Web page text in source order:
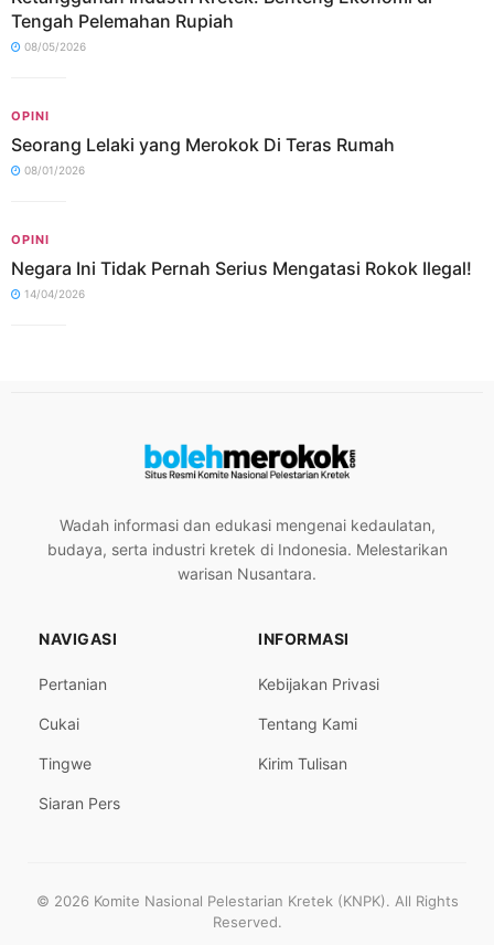
Tengah Pelemahan Rupiah
08/05/2026
OPINI
Seorang Lelaki yang Merokok Di Teras Rumah
08/01/2026
OPINI
Negara Ini Tidak Pernah Serius Mengatasi Rokok Ilegal!
14/04/2026
Wadah informasi dan edukasi mengenai kedaulatan,
budaya, serta industri kretek di Indonesia. Melestarikan
warisan Nusantara.
NAVIGASI
Pertanian
Cukai
Tingwe
Siaran Pers
INFORMASI
Kebijakan Privasi
Tentang Kami
Kirim Tulisan
© 2026 Komite Nasional Pelestarian Kretek (KNPK). All Rights
Reserved.